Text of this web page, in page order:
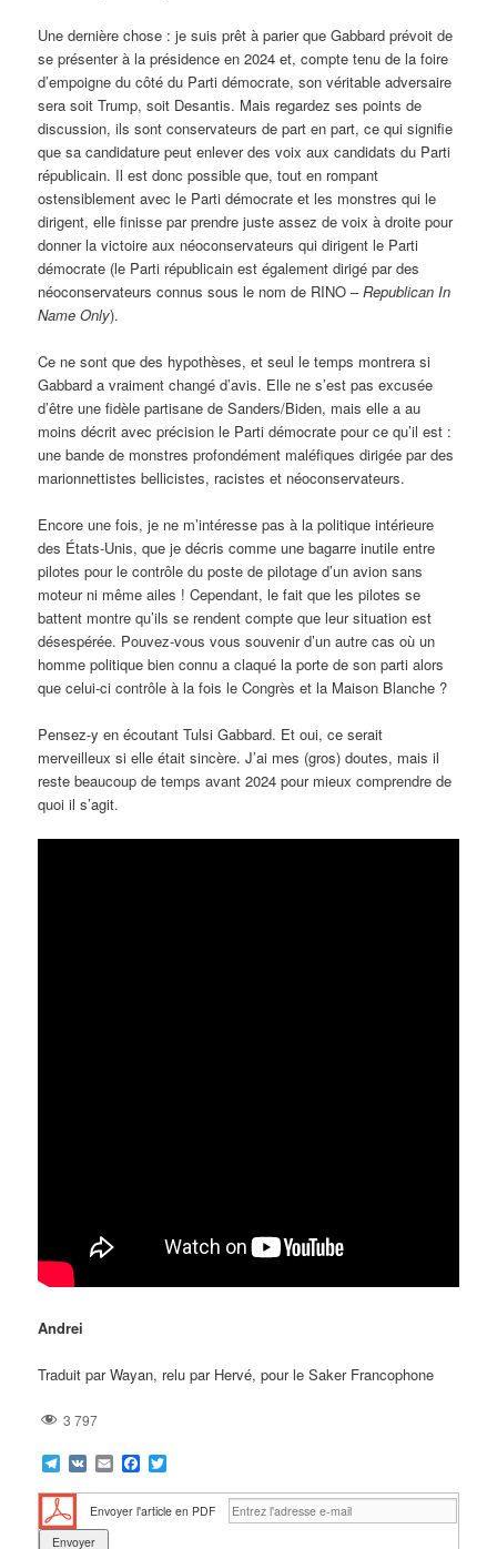
Une dernière chose : je suis prêt à parier que Gabbard prévoit de
se présenter à la présidence en 2024 et, compte tenu de la foire
d’empoigne du côté du Parti démocrate, son véritable adversaire
sera soit Trump, soit Desantis. Mais regardez ses points de
discussion, ils sont conservateurs de part en part, ce qui signifie
que sa candidature peut enlever des voix aux candidats du Parti
républicain. Il est donc possible que, tout en rompant
ostensiblement avec le Parti démocrate et les monstres qui le
dirigent, elle finisse par prendre juste assez de voix à droite pour
donner la victoire aux néoconservateurs qui dirigent le Parti
démocrate (le Parti républicain est également dirigé par des
néoconservateurs connus sous le nom de RINO –Republican In
Name Only).
Ce ne sont que des hypothèses, et seul le temps montrera si
Gabbard a vraiment changé d’avis. Elle ne s’est pas excusée
d’être une fidèle partisane de Sanders/Biden, mais elle a au
moins décrit avec précision le Parti démocrate pour ce qu’il est :
une bande de monstres profondément maléfiques dirigée par des
marionnettistes bellicistes, racistes et néoconservateurs.
Encore une fois, je ne m’intéresse pas à la politique intérieure
des États-Unis, que je décris comme une bagarre inutile entre
pilotes pour le contrôle du poste de pilotage d’un avion sans
moteur ni même ailes ! Cependant, le fait que les pilotes se
battent montre qu’ils se rendent compte que leur situation est
désespérée. Pouvez-vous vous souvenir d’un autre cas où un
homme politique bien connu a claqué la porte de son parti alors
que celui-ci contrôle à la fois le Congrès et la Maison Blanche ?
Pensez-y en écoutant Tulsi Gabbard. Et oui, ce serait
merveilleux si elle était sincère. J’ai mes (gros) doutes, mais il
reste beaucoup de temps avant 2024 pour mieux comprendre de
quoi il s’agit.
Andrei
Traduit par Wayan, relu par Hervé, pour le Saker Francophone
3 797
Telegram
VK EmailFacebook
Envoyer l'article en PDF